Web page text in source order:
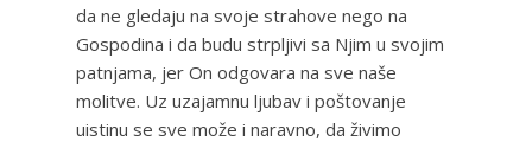
da ne gledaju na svoje strahove nego na
Gospodina i da budu strpljivi sa Njim u svojim
patnjama, jer On odgovara na sve naše
molitve. Uz uzajamnu ljubav i poštovanje
uistinu se sve može i naravno, da živimo